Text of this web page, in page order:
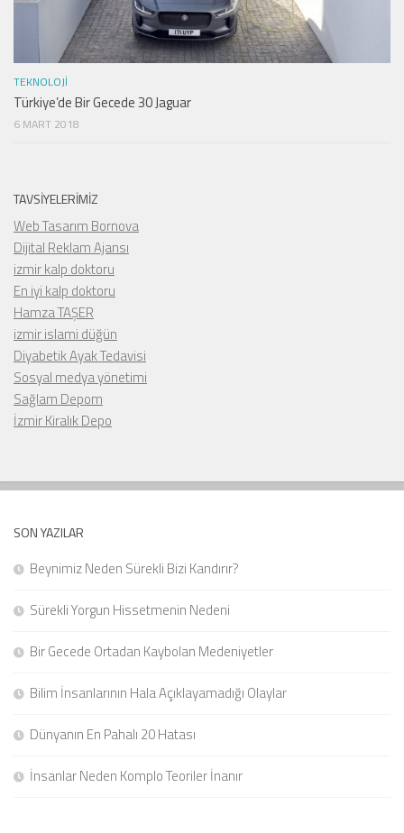
TEKNOLOJI
Türkiye’de Bir Gecede 30 Jaguar
6 MART 2018
TAVSIYELERIMIZ
Web Tasarım Bornova
Dijital Reklam Ajansı
izmir kalp doktoru
En iyi kalp doktoru
Hamza TAŞER
izmir islami düğün
Diyabetik Ayak Tedavisi
Sosyal medya yönetimi
Sağlam Depom
İzmir Kiralık Depo
SON YAZILAR
Beynimiz Neden Sürekli Bizi Kandırır?
Sürekli Yorgun Hissetmenin Nedeni
Bir Gecede Ortadan Kaybolan Medeniyetler
Bilim İnsanlarının Hala Açıklayamadığı Olaylar
Dünyanın En Pahalı 20 Hatası
İnsanlar Neden Komplo Teoriler İnanır